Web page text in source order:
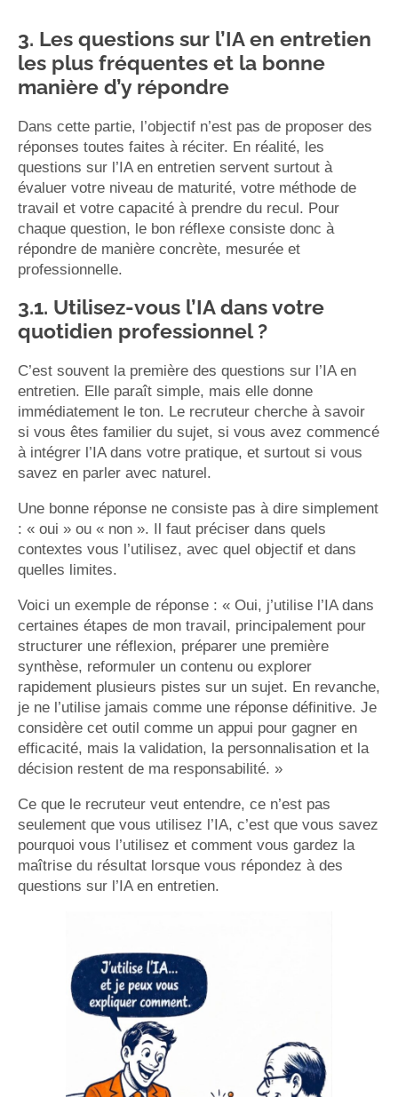
3. Les questions sur l’IA en entretien
les plus fréquentes et la bonne
manière d’y répondre
Dans cette partie, l’objectif n’est pas de proposer des
réponses toutes faites à réciter. En réalité, les
questions sur l’IA en entretien servent surtout à
évaluer votre niveau de maturité, votre méthode de
travail et votre capacité à prendre du recul. Pour
chaque question, le bon réflexe consiste donc à
répondre de manière concrète, mesurée et
professionnelle.
3.1. Utilisez-vous l’IA dans votre
quotidien professionnel ?
C’est souvent la première des questions sur l’IA en
entretien. Elle paraît simple, mais elle donne
immédiatement le ton. Le recruteur cherche à savoir
si vous êtes familier du sujet, si vous avez commencé
à intégrer l’IA dans votre pratique, et surtout si vous
savez en parler avec naturel.
Une bonne réponse ne consiste pas à dire simplement
: « oui » ou « non ». Il faut préciser dans quels
contextes vous l’utilisez, avec quel objectif et dans
quelles limites.
Voici un exemple de réponse : « Oui, j’utilise l’IA dans
certaines étapes de mon travail, principalement pour
structurer une réflexion, préparer une première
synthèse, reformuler un contenu ou explorer
rapidement plusieurs pistes sur un sujet. En revanche,
je ne l’utilise jamais comme une réponse définitive. Je
considère cet outil comme un appui pour gagner en
efficacité, mais la validation, la personnalisation et la
décision restent de ma responsabilité. »
Ce que le recruteur veut entendre, ce n’est pas
seulement que vous utilisez l’IA, c’est que vous savez
pourquoi vous l’utilisez et comment vous gardez la
maîtrise du résultat lorsque vous répondez à des
questions sur l’IA en entretien.